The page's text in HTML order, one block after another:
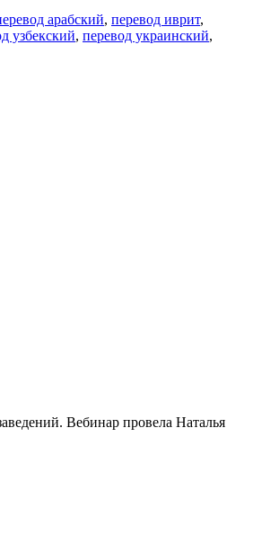
арабский, перевод иврит,
узбекский, перевод украинский,
Вебинар провела Наталья